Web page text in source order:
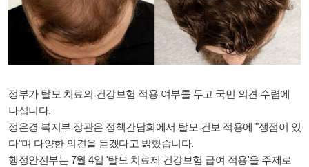
정부가 탈모 치료의 건강보험 적용 여부를 두고 국민 의견 수렴에
나섭니다.
정은경 복지부 장관은 정책간담회에서 탈모 건보 적용에 "쟁점이 있
다"며 다양한 의견을 듣겠다고 밝혔습니다.
행정안전부는 7월 4일 '탈모 치료제 건강보험 급여 적용'을 주제로